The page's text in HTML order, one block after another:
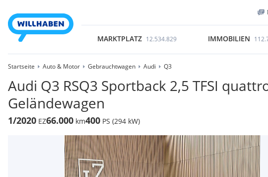
MARKTPLATZ 12.534.829 IMMOBILIEN
Startseite Auto & Motor Gebrauchtwagen Audi Q3
Audi Q3 RSQ3 Sportback 2,5 TFSI
Geländewagen
1/2020 EZ66.000 km400 PS (294 kW)